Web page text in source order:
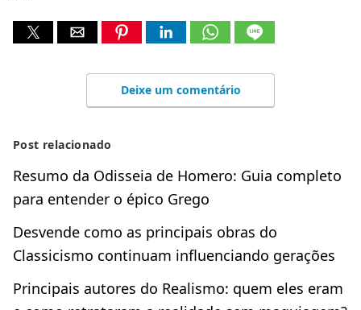
Deixe um comentário
Post relacionado
Resumo da Odisseia de Homero: Guia completo
para entender o épico Grego
Desvende como as principais obras do
Classicismo continuam influenciando gerações
Principais autores do Realismo: quem eles eram